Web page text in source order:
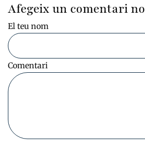
Afegeix un comentari
El teu nom
Comentari